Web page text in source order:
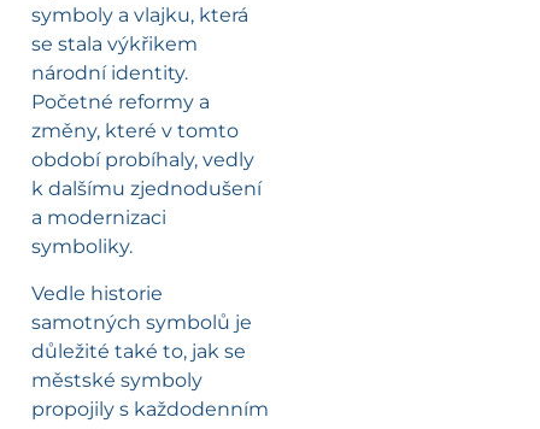
symboly a vlajku, která
se stala výkřikem
národní identity.
Početné reformy a
změny, které v tomto
období probíhaly, vedly
k dalšímu zjednodušení
a modernizaci
symboliky.
Vedle historie
samotných symbolů je
důležité také to, jak se
městské symboly
propojily s každodenním